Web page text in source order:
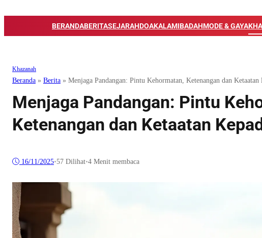
BERANDABERITASEJARAHDOAKALAMIBADAHMODE & GAYA
Khazanah
Beranda » Berita » Menjaga Pandangan: Pintu Kehormatan, Ketenangan dan Ketaatan
Menjaga Pandangan: Pintu
Ketenangan dan Ketaatan
16/11/2025•57 Dilihat•4 Menit membaca